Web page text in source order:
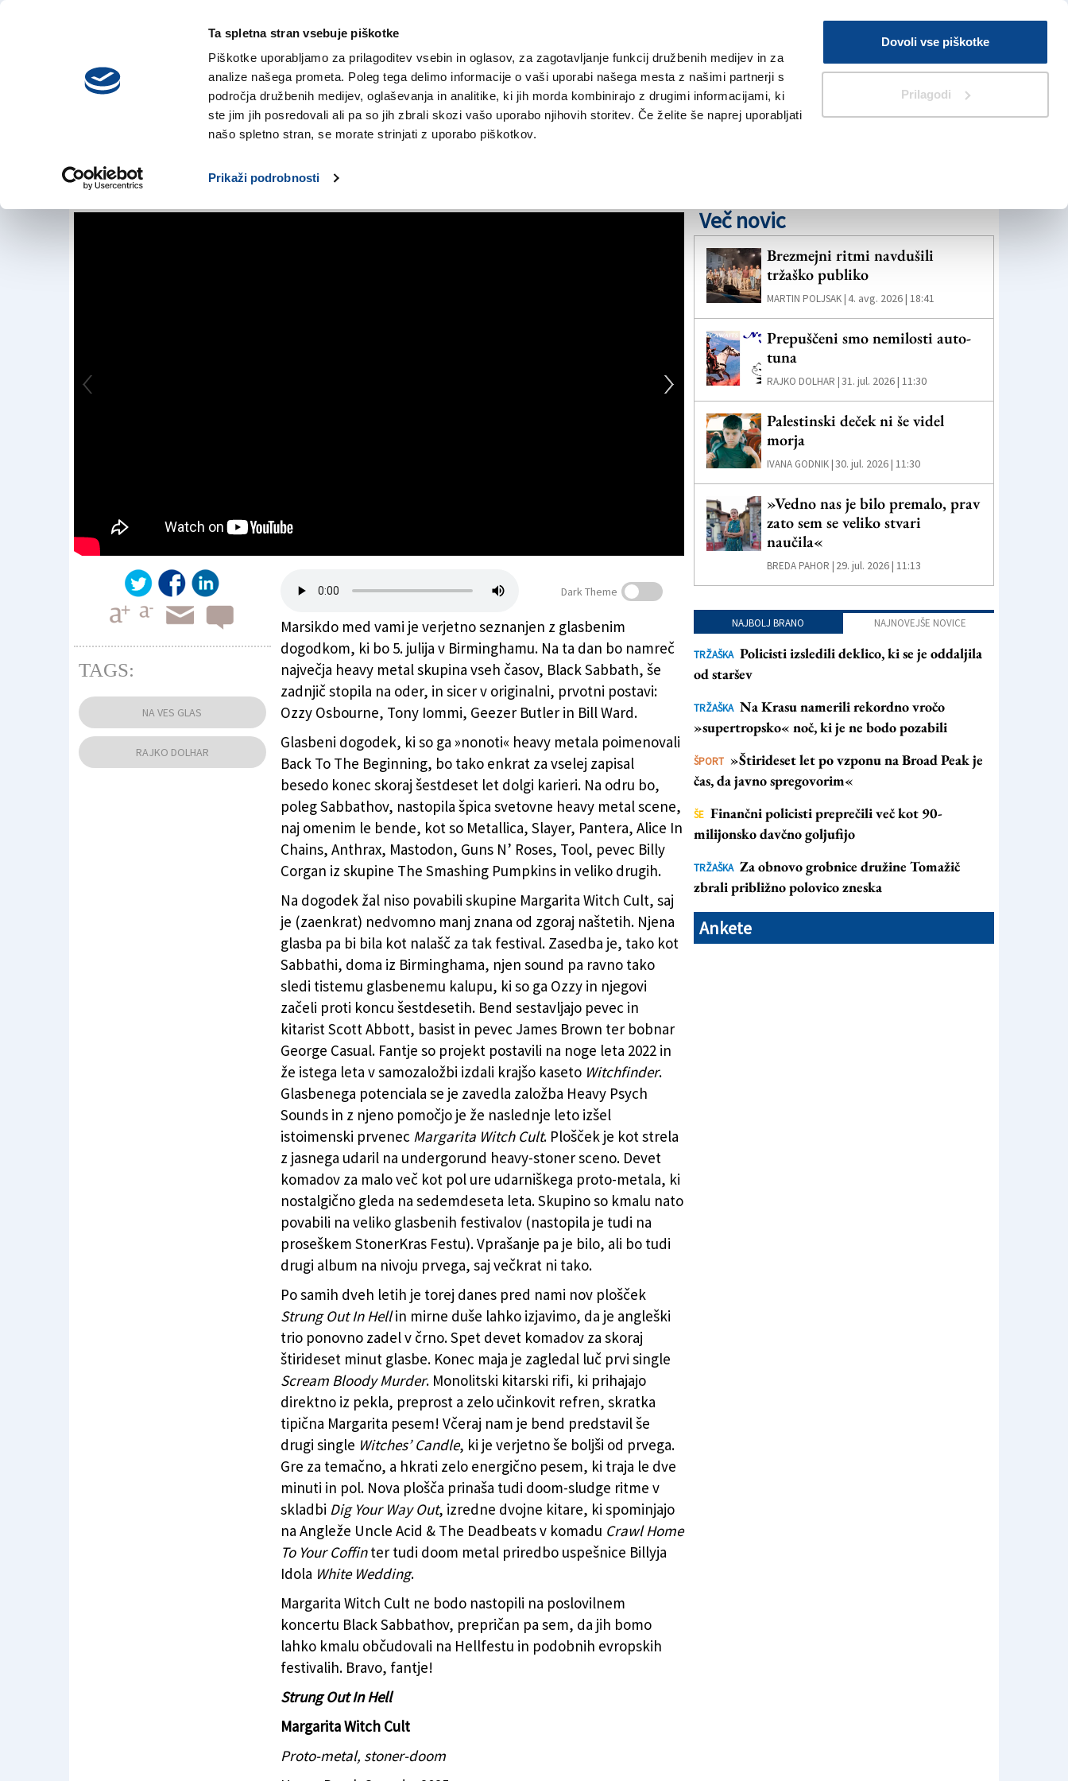
Ta spletna stran vsebuje piškotke
Piškotke uporabljamo za prilagoditev vsebin in oglasov, za zagotavljanje funkcij družbenih medijev in za
analize našega prometa. Poleg tega delimo informacije o vaši uporabi našega mesta z našimi partnerji s
področja družbenih medijev, oglaševanja in analitike, ki jih morda kombinirajo z drugimi informacijami, ki
ste jim jih posredovali ali pa so jih zbrali skozi vašo uporabo njihovih storitev. Če želite še naprej uporabljati
našo spletno stran, se morate strinjati z uporabo piškotkov.
Prikaži podrobnosti
Dovoli vse piškotke
Prilagodi
sreda,
5. avgusta 2026
V Kioskih
Iskanje
NOVICE TRŽAŠKA GORIŠKA KULTURA ŠPORT ŠE
Rifi, ki prihajajo naravnost iz pekla
Dark Theme
Marsikdo med vami je verjetno seznanjen z glasbenim
dogodkom, ki bo 5. julija v Birminghamu. Na ta dan bo namreč
največja heavy metal skupina vseh časov, Black Sabbath, še
zadnjič stopila na oder, in sicer v originalni, prvotni postavi:
Ozzy Osbourne, Tony Iommi, Geezer Butler in Bill Ward.
Glasbeni dogodek, ki so ga »nonoti« heavy metala poimenovali
Back To The Beginning, bo tako enkrat za vselej zapisal
besedo konec skoraj šestdeset let dolgi karieri. Na odru bo,
poleg Sabbathov, nastopila špica svetovne heavy metal scene,
naj omenim le bende, kot so Metallica, Slayer, Pantera, Alice In
Chains, Anthrax, Mastodon, Guns N’ Roses, Tool, pevec Billy
Corgan iz skupine The Smashing Pumpkins in veliko drugih.
Na dogodek žal niso povabili skupine Margarita Witch Cult, saj
je (zaenkrat) nedvomno manj znana od zgoraj naštetih. Njena
glasba pa bi bila kot nalašč za tak festival. Zasedba je, tako kot
Sabbathi, doma iz Birminghama, njen sound pa ravno tako
sledi tistemu glasbenemu kalupu, ki so ga Ozzy in njegovi
začeli proti koncu šestdesetih. Bend sestavljajo pevec in
kitarist Scott Abbott, basist in pevec James Brown ter bobnar
George Casual. Fantje so projekt postavili na noge leta 2022 in
že istega leta v samozaložbi izdali krajšo kaseto Witchfinder.
Glasbenega potenciala se je zavedla založba Heavy Psych
Sounds in z njeno pomočjo je že naslednje leto izšel
istoimenski prvenec Margarita Witch Cult. Plošček je kot strela
z jasnega udaril na undergorund heavy-stoner sceno. Devet
komadov za malo več kot pol ure udarniškega proto-metala, ki
nostalgično gleda na sedemdeseta leta. Skupino so kmalu nato
povabili na veliko glasbenih festivalov (nastopila je tudi na
proseškem StonerKras Festu). Vprašanje pa je bilo, ali bo tudi
drugi album na nivoju prvega, saj večkrat ni tako.
Po samih dveh letih je torej danes pred nami nov plošček
Strung Out In Hellin mirne duše lahko izjavimo, da je angleški
trio ponovno zadel v črno. Spet devet komadov za skoraj
štirideset minut glasbe. Konec maja je zagledal luč prvi single
Scream Bloody Murder. Monolitski kitarski rifi, ki prihajajo
direktno iz pekla, preprost a zelo učinkovit refren, skratka
tipična Margarita pesem! Včeraj nam je bend predstavil še
drugi single Witches’ Candle, ki je verjetno še boljši od prvega.
Gre za temačno, a hkrati zelo energično pesem, ki traja le dve
minuti in pol. Nova plošča prinaša tudi doom-sludge ritme v
skladbi Dig Your Way Out, izredne dvojne kitare, ki spominjajo
na Angleže Uncle Acid & The Deadbeats v komadu Crawl Home
To Your Coffinter tudi doom metal priredbo uspešnice Billyja
Idola White Wedding.
Margarita Witch Cult ne bodo nastopili na poslovilnem
koncertu Black Sabbathov, prepričan pa sem, da jih bomo
lahko kmalu občudovali na Hellfestu in podobnih evropskih
festivalih. Bravo, fantje!
Strung Out In Hell
Margarita Witch Cult
Proto-metal, stoner-doom
TAGS:
NA VES GLAS
RAJKO DOLHAR
Več novic
Brezmejni ritmi navdušili
tržaško publiko
MARTIN POLJSAK |4. avg. 2026 | 18:41
Prepuščeni smo nemilosti auto-
tuna
RAJKO DOLHAR |31. jul. 2026 | 11:30
Palestinski deček ni še videl
morja
IVANA GODNIK |30. jul. 2026 | 11:30
»Vedno nas je bilo premalo, prav
zato sem se veliko stvari
naučila«
BREDA PAHOR | 29. jul. 2026 | 11:13
NAJBOLJ BRANO NAJNOVEJŠE NOVICE
TRŽAŠKA Policisti izsledili deklico, ki se je oddaljila
od staršev
TRŽAŠKA Na Krasu namerili rekordno vročo
»supertropsko« noč, ki je ne bodo pozabili
ŠPORT »Štirideset let po vzponu na Broad Peak je
čas, da javno spregovorim«
ŠE Finančni policisti preprečili več kot 90-
milijonsko davčno goljufijo
TRŽAŠKA Za obnovo grobnice družine Tomažič
zbrali približno polovico zneska
Ankete